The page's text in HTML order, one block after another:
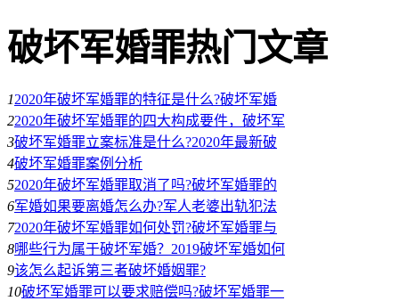
破坏军婚罪热门文章
12020年破坏军婚罪的特征是什么?破坏军婚
22020年破坏军婚罪的四大构成要件，破坏军
3破坏军婚罪立案标准是什么?2020年最新破
4破坏军婚罪案例分析
52020年破坏军婚罪取消了吗?破坏军婚罪的
6军婚如果要离婚怎么办?军人老婆出轨犯法
72020年破坏军婚罪如何处罚?破坏军婚罪与
8哪些行为属于破坏军婚？2019破坏军婚如何
9该怎么起诉第三者破坏婚姻罪?
10破坏军婚罪可以要求赔偿吗?破坏军婚罪一